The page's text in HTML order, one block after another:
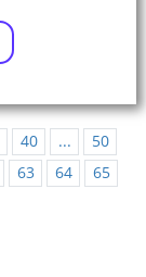
40 ...
50
63 64
65